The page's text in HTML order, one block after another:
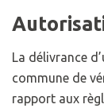
La délivrance
commune de
rapport aux